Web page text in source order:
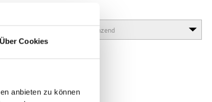
Über Cookies
anbieten zu können